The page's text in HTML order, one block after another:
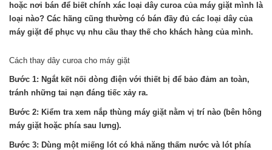
hoặc nơi bán để biết chính xác loại dây curoa của máy giặt mình là
loại nào? Các hãng cũng thường có bán đầy đủ các loại dây của
máy giặt để phục vụ nhu cầu thay thế cho khách hàng của mình.
Cách thay dây curoa cho máy giặt
Bước 1: Ngắt kết nối dòng điện với thiết bị để bảo đảm an toàn,
tránh những tai nạn đáng tiếc xảy ra.
Bước 2: Kiểm tra xem nắp thùng máy giặt nằm vị trí nào (bên hông
máy giặt hoặc phía sau lưng).
Bước 3: Dùng một miếng lót có khả năng thấm nước và lót phía